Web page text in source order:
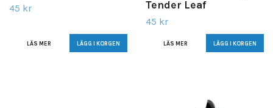
45 kr
LÄS MER
Tender Leaf
45 kr
LÄS MER